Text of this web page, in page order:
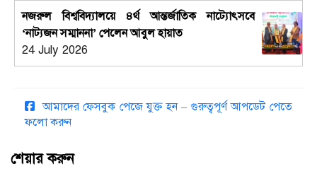
নজরুল বিশ্ববিদ্যালয়ে ৪র্থ আন্তর্জাতিক নাট্যোৎসবে
‘নাট্যজন সম্মাননা’ পেলেন আবুল হায়াত
24 July 2026
আমাদের ফেসবুক পেজে যুক্ত হন – গুরুত্বপূর্ণ আপডেট পেতে
ফলো করুন
শেয়ার করুন